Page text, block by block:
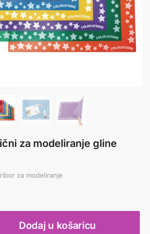
za modeliranje gline
za modeliranje
Dodaj u košaricu